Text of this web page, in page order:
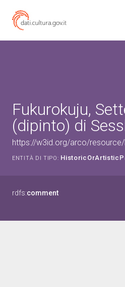
Fukurokuju,
(dipinto) di
https://w3id.org/arco/
ENTITÀ DI TIPO:
rdfs:comment